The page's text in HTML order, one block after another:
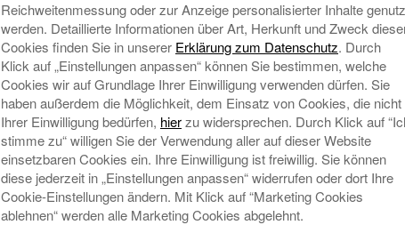
Unwettergeschädigte
zur Verfügung
Viele Menschen im Geschäftsgebiet
der Sparkasse Rhein-Nahe sind
zurzeit vonMehr lesen
Reichweitenmessung oder zur Anzeige personalisierter Inhalte
werden. Detaillierte Informationen über Art, Herkunft und Zweck
Cookies finden Sie in unserer Erklärung zum Datenschutz. Durch
Klick auf „Einstellungen anpassen“ können Sie bestimmen, welche
Cookies wir auf Grundlage Ihrer Einwilligung verwenden dürfen. Sie
haben außerdem die Möglichkeit, dem Einsatz von Cookies, die nicht
Ihrer Einwilligung bedürfen, hierzu widersprechen. Durch Klick auf
stimme zu“ willigen Sie der Verwendung aller auf dieser Website
einsetzbaren Cookies ein. Ihre Einwilligung ist freiwillig. Sie können
diese jederzeit in „Einstellungen anpassen“ widerrufen oder dort Ihre
Cookie-Einstellungen ändern. Mit Klick auf “Marketing Cookies
ablehnen“ werden alle Marketing Cookies abgelehnt.